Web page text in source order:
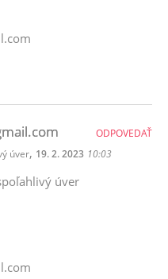
úver, 19. 2. 2023 10:03
úver
ODPOVEDAŤ